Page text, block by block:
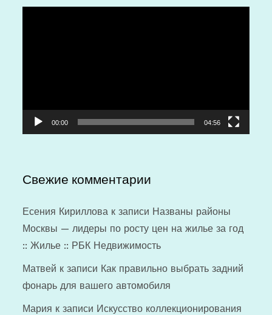
00:00 04:56
Свежие комментарии
Есения Кириллова к записи Названы районы
Москвы — лидеры по росту цен на жилье за год
:: Жилье :: РБК Недвижимость
Матвей к записи Как правильно выбрать задний
фонарь для вашего автомобиля
Мария к записи Искусство коллекционирования